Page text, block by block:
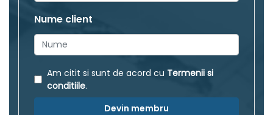
Nume client
Am citit si sunt de acord cu Termenii si
conditiile.
Devin membru